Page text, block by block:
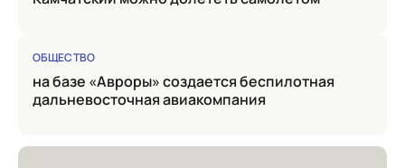
ОБЩЕСТВО
на базе «Авроры» создается беспилотная
дальневосточная авиакомпания